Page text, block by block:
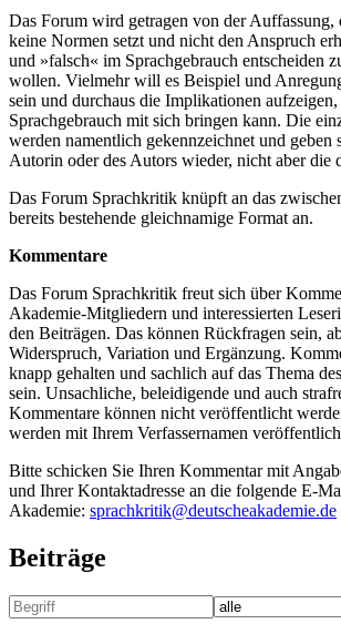
Das Forum wird getragen von der Auffassung,
keine Normen setzt und nicht den Anspruch
und »falsch« im Sprachgebrauch entscheiden
wollen. Vielmehr will es Beispiel und
sein und durchaus die Implikationen
Sprachgebrauch mit sich bringen kann. Die
werden namentlich gekennzeichnet und geben
Autorin oder des Autors wieder, nicht aber die
Das Forum Sprachkritik knüpft an das
bereits bestehende gleichnamige Format an.
Kommentare
Das Forum Sprachkritik freut sich über
Akademie-Mitgliedern und interessierten
den Beiträgen. Das können Rückfragen sein,
Widerspruch, Variation und Ergänzung.
knapp gehalten und sachlich auf das Thema
sein. Unsachliche, beleidigende und auch
Kommentare können nicht veröffentlicht
werden mit Ihrem Verfassernamen
Bitte schicken Sie Ihren Kommentar mit
und Ihrer Kontaktadresse an die folgende E-
Akademie: sprachkritik@deutscheakademie.de
Beiträge